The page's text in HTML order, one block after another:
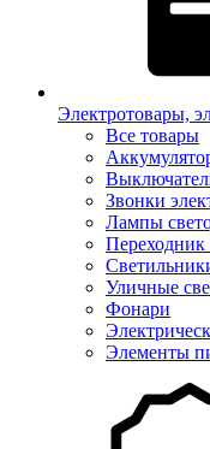
Электротовары,
Все товары
Звонки
Лампы
Переходник
Уличные
Фонари
Элементы